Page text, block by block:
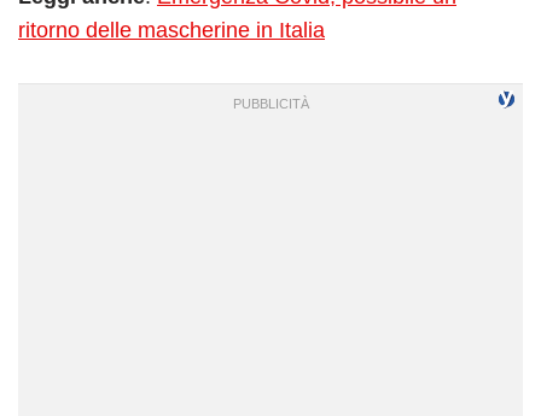
ritorno delle mascherine in Italia